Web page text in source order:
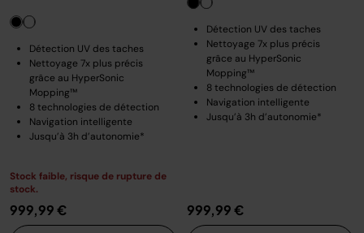
Détection UV des taches
Nettoyage 7x plus précis
grâce au HyperSonic
Mopping™
8 technologies de détection
Navigation intelligente
Jusqu’à 3h d’autonomie*
Stock faible, risque de rupture de
stock.
999,99 €
Détection UV des taches
Nettoyage 7x plus précis
grâce au HyperSonic
Mopping™
8 technologies de détection
Navigation intelligente
Jusqu’à 3h d’autonomie*
999,99 €